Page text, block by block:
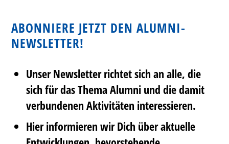
ABONNIERE JETZT DEN ALUMNI-
NEWSLETTER!
Unser Newsletter richtet sich an alle, die
sich für das Thema Alumni und die damit
verbundenen Aktivitäten interessieren.
Hier informieren wir Dich über aktuelle